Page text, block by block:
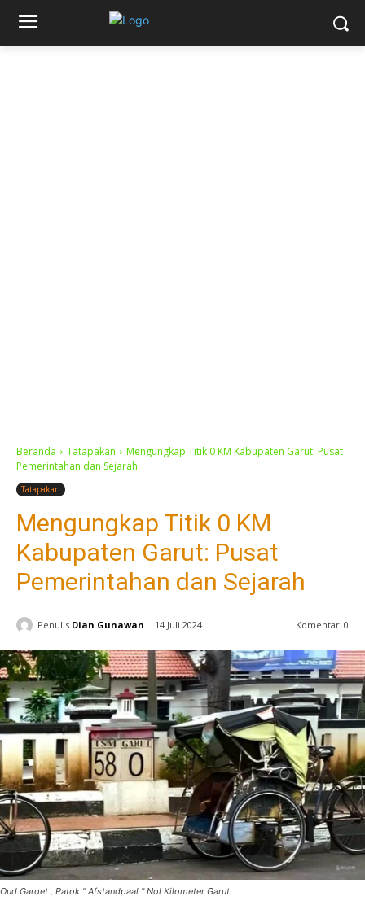
Beranda Tatapakan
Mengungkap Titik 0 KM Kabupaten Garut: Pusat
Pemerintahan dan Sejarah
Tatapakan
Mengungkap Titik 0 KM
Kabupaten Garut: Pusat
Pemerintahan dan Sejarah
Penulis Dian Gunawan 14 Juli 2024 Komentar 0
Oud Garoet , Patok " Afstandpaal " Nol Kilometer Garut